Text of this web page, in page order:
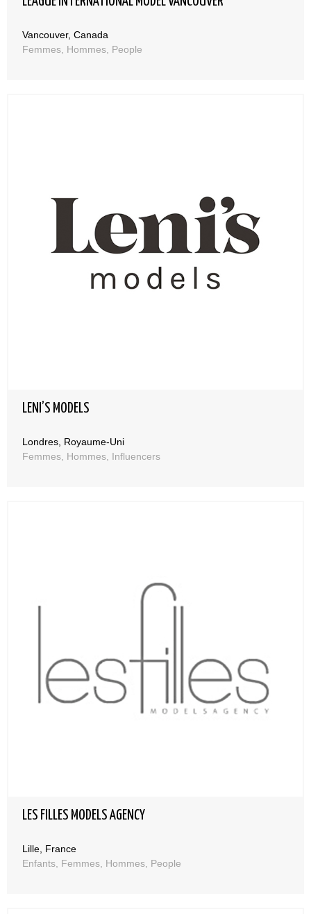
Vancouver, Canada
Femmes, Hommes, People
LENI’S MODELS
Londres, Royaume-Uni
Femmes, Hommes, Influencers
LES FILLES MODELS AGENCY
Lille, France
Enfants, Femmes, Hommes, People